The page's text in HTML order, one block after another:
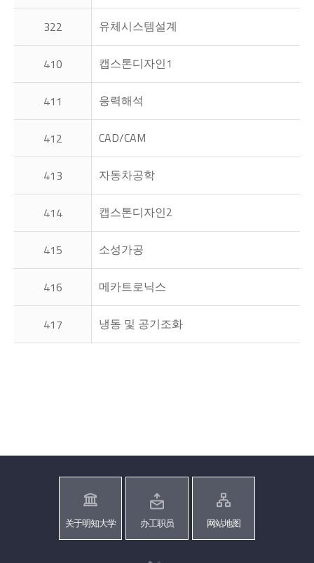
322 유체시스템설계
410 캡스톤디자인1
411 응력해석
412 CAD/CAM
413 자동차공학
414 캡스톤디자인2
415 소성가공
416 메카트로닉스
417 냉동 및 공기조화
关于明知大学 办工职员 网站地图